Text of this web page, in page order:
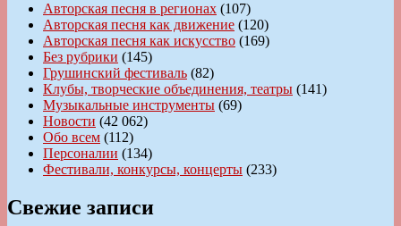
Авторская песня в регионах (107)
Авторская песня как движение (120)
Авторская песня как искусство (169)
Без рубрики (145)
Грушинский фестиваль (82)
Клубы, творческие объединения, театры (141)
Музыкальные инструменты (69)
Новости (42 062)
Обо всем (112)
Персоналии (134)
Фестивали, конкурсы, концерты (233)
Свежие записи